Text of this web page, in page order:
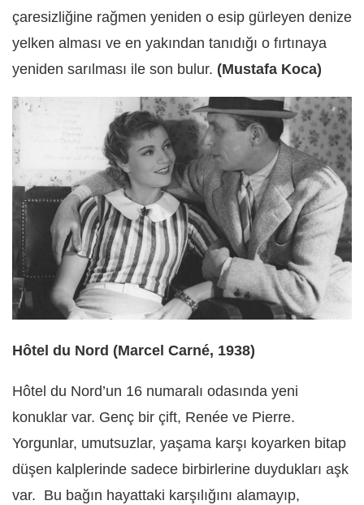
çaresizliğine rağmen yeniden o esip gürleyen denize
yelken alması ve en yakından tanıdığı o fırtınaya
yeniden sarılması ile son bulur. (Mustafa Koca)
Hôtel du Nord (Marcel Carné, 1938)
Hôtel du Nord’un 16 numaralı odasında yeni
konuklar var. Genç bir çift, Renée ve Pierre.
Yorgunlar, umutsuzlar, yaşama karşı koyarken bitap
düşen kalplerinde sadece birbirlerine duydukları aşk
var. Bu bağın hayattaki karşılığını alamayıp,